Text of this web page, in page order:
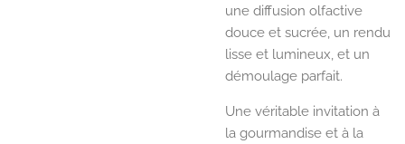
une diffusion olfactive
douce et sucrée, un rendu
lisse et lumineux, et un
démoulage parfait.
Une véritable invitation à
la gourmandise et à la